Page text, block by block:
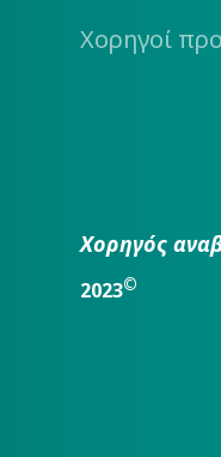
Χορηγοί
Χορηγός
2023©